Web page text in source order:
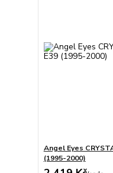
Angel Eyes
(1995-2000)